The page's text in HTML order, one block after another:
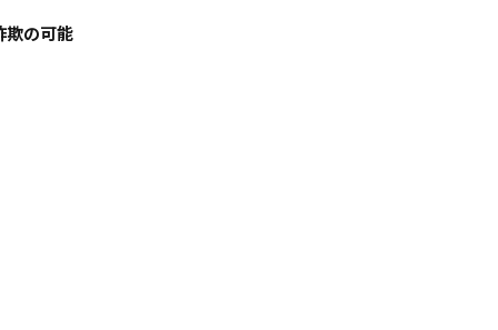
欺の可能
る